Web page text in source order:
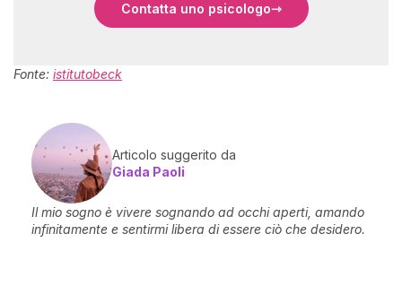
Contatta uno psicologo
Fonte: istitutobeck
Articolo suggerito da
Giada Paoli
Il mio sogno è vivere sognando ad occhi aperti, amando
infinitamente e sentirmi libera di essere ciò che desidero.